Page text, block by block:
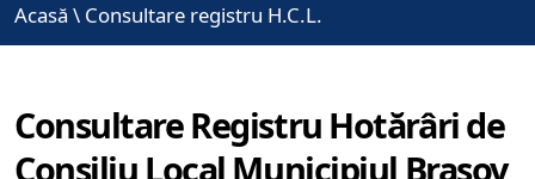
Acasă \ Consultare registru H.C.L.
Consultare Registru Hotărâri de
Consiliu Local Municipiul Brașov